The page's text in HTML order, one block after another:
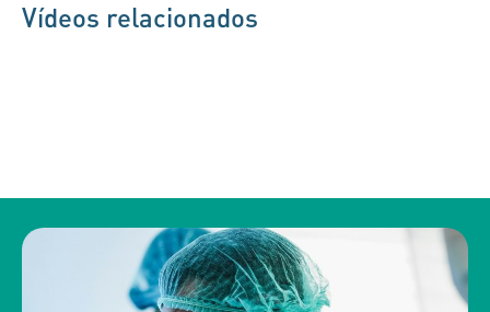
Vídeos relacionados